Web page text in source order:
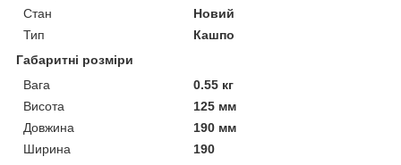
Стан
Новий
Тип
Кашпо
Габаритні розміри
Вага
0.55 кг
Висота
125 мм
Довжина
190 мм
Ширина
190